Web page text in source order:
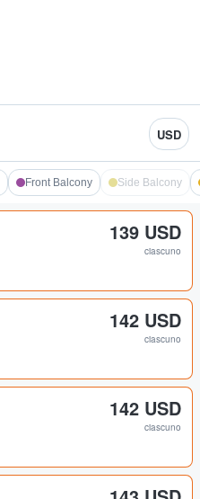
USD
Front Balcony Side Balcony
139 USD
ciascuno
142 USD
ciascuno
142 USD
ciascuno